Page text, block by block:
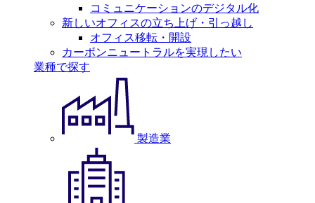
コミュニケーションのデジタル化
新しいオフィスの立ち上げ・引っ越し
オフィス移転・開設
カーボンニュートラルを実現したい
業種で探す
製造業